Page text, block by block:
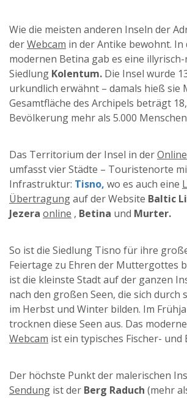
Wie die meisten anderen Inseln der
derWebcam in der Antike bewohnt. In
modernen Betina gab es eine
Siedlung Kolentum. Die Insel wurde
urkundlich erwähnt – damals hieß sie
Gesamtfläche des Archipels beträgt
Bevölkerung mehr als 5.000
Das Territorium der Insel in der
umfasst vier Städte – Touristenorte
Infrastruktur: Tisno, wo es auch eine
Übertragungauf der Website Baltic
Jezera online , Betina und Murter.
So ist die Siedlung Tisno für ihre
Feiertage zu Ehren der Muttergottes
ist die kleinste Stadt auf der ganzen
nach den großen Seen, die sich durch
im Herbst und Winter bilden. Im
trocknen diese Seen aus. Das
Webcam ist ein typisches Fischer- und
Der höchste Punkt der malerischen
Sendung ist der Berg Raduch (mehr